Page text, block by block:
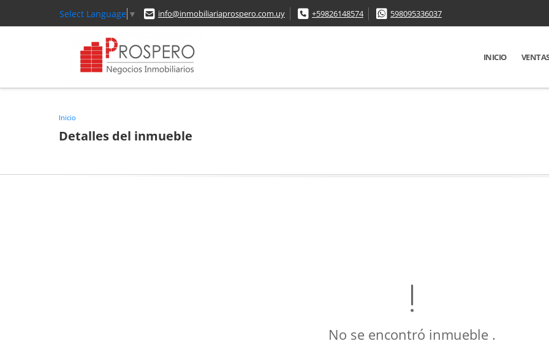
Select Language ▼ info@inmobiliariaprospero.com.uy +59826148574 598095336037
INICIO
Inicio
Detalles del inmueble
No se encontró inmueble .